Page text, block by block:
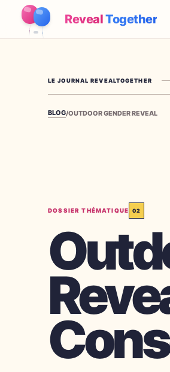
RevealTogether
LE JOURNAL REVEALTOGETHER
BLOG/OUTDOOR GENDER REVEAL
DOSSIER THÉMATIQUE 02